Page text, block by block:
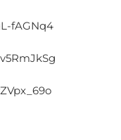
fAGNq4